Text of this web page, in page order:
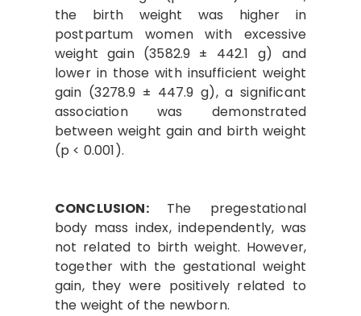
the birth weight was higher in
postpartum women with excessive
weight gain (3582.9 ± 442.1 g) and
lower in those with insufficient weight
gain (3278.9 ± 447.9 g), a significant
association was demonstrated
between weight gain and birth weight
(p < 0.001).
CONCLUSION: The pregestational
body mass index, independently, was
not related to birth weight. However,
together with the gestational weight
gain, they were positively related to
the weight of the newborn.